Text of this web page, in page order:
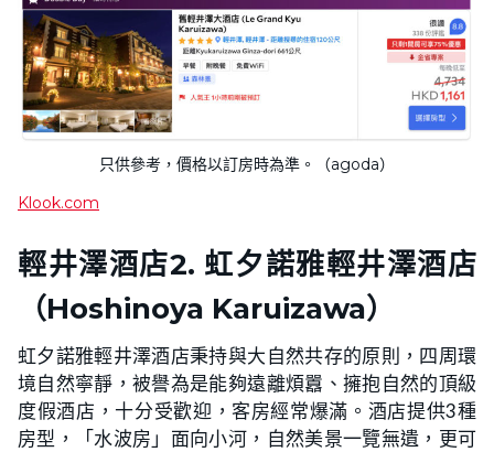
只供參考，價格以訂房時為準。（agoda）
Klook.com
輕井澤酒店2. 虹夕諾雅輕井澤酒店
（Hoshinoya Karuizawa）
虹夕諾雅輕井澤酒店秉持與大自然共存的原則，四周環
境自然寧靜，被譽為是能夠遠離煩囂、擁抱自然的頂級
度假酒店，十分受歡迎，客房經常爆滿。酒店提供3種
房型，「水波房」面向小河，自然美景一覽無遺，更可